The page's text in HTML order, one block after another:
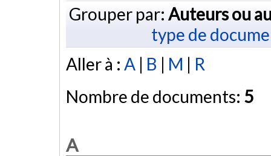
Grouper par: Auteurs ou
type de
Aller à : A | B | M | R
Nombre de documents: 5
A